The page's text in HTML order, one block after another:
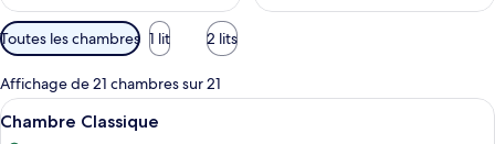
Filtres
disponibles
pour
les
chambres
Toutes les chambres 1 lit 2 lits
Affichage de 21 chambres sur 21
Afficher
toutes
Une chambre d’hôtel moderne
5
Chambre Classique